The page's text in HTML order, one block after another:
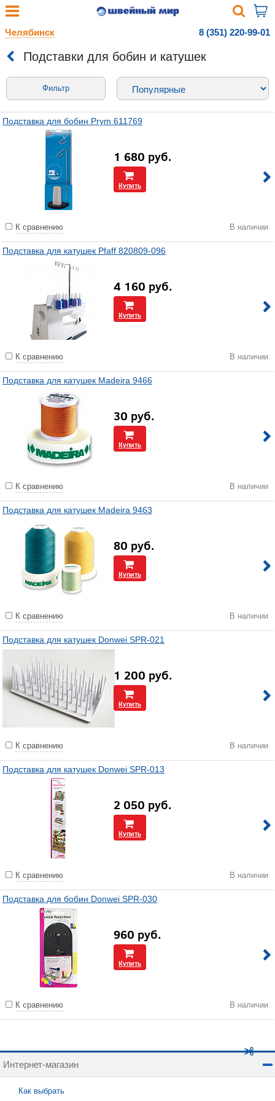
Челябинск 8 (351) 220-99-01
Подставки для бобин и катушек
Фильтр
Подставка для бобин Prym 611769
1 680 руб.
Купить
К сравнению В наличии
Подставка для катушек Pfaff 820809-096
4 160 руб.
Купить
К сравнению В наличии
Подставка для катушек Madeira 9466
30 руб.
Купить
К сравнению В наличии
Подставка для катушек Madeira 9463
80 руб.
Купить
К сравнению В наличии
Подставка для катушек Donwei SPR-021
1 200 руб.
Купить
К сравнению В наличии
Подставка для катушек Donwei SPR-013
2 050 руб.
Купить
К сравнению В наличии
Подставка для бобин Donwei SPR-030
960 руб.
Купить
К сравнению В наличии
Интернет-магазин
Как выбрать